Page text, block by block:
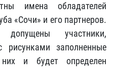
имена обладателей
«Сочи» и его партнеров.
участники,
рисунками заполненные
и будет определен